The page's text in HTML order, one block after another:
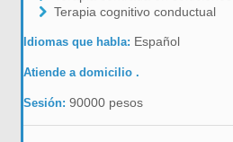
Terapia cognitivo conductual
Idiomas que habla: Español
Atiende a domicilio .
Sesión:90000 pesos